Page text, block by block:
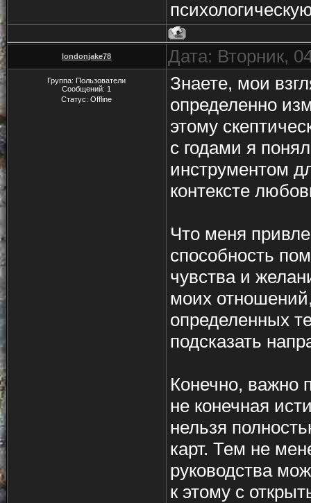
londonjake78 Дата: Вторник,
Группа: Пользователи
Сообщений: 1
Статус:Offline
Знаете, мои
определенно
этому
с годами я
инструментом
контексте
Что меня
способность
чувства и
моих
определенных
подсказать
Конечно, важно
не конечная
нельзя
карт. Тем не
руководства
к этому с